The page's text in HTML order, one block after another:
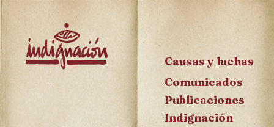
Causas y luchas
Comunicados
Publicaciones
Indignación